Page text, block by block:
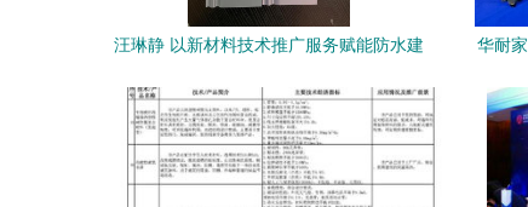
汪琳静 以新材料技术推广服务赋能防水建
华耐